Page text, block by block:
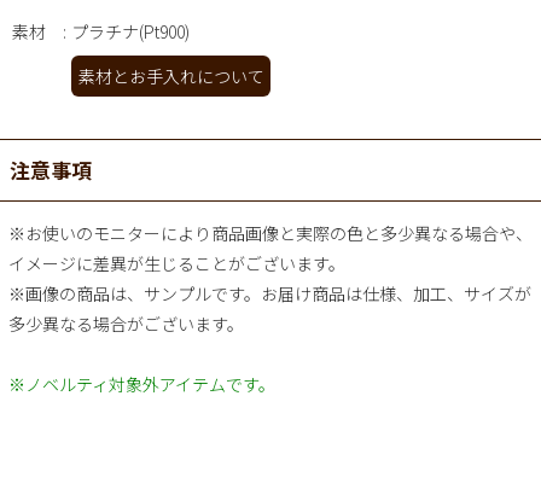
素材
プラチナ(Pt900)
素材とお手入れについて
注意事項
※お使いのモニターにより商品画像と実際の色と多少異なる場合や、
イメージに差異が生じることがございます。
※画像の商品は、サンプルです。お届け商品は仕様、加工、サイズが
多少異なる場合がございます。
※ノベルティ対象外アイテムです。